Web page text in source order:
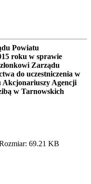
Powiatu
roku w sprawie
Zarządu
do uczestniczenia w
Akcjonariuszy Agencji
w Tarnowskich
69.21 KB